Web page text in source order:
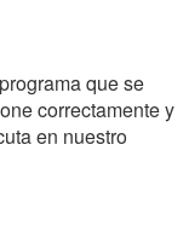
que se
correctamente y
en nuestro